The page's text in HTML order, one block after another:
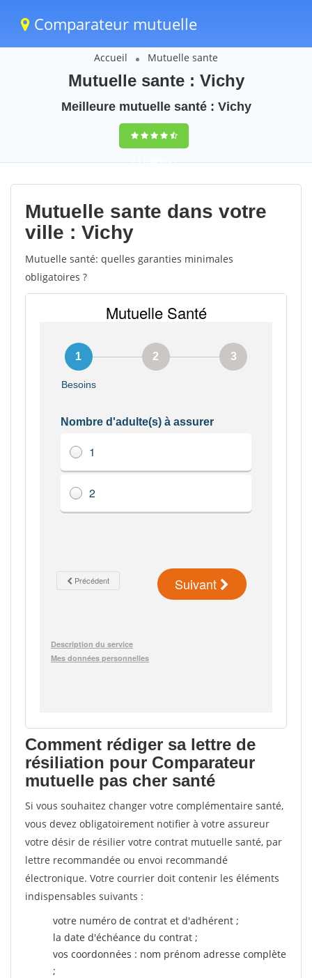
Comparateur mutuelle
Accueil Mutuelle sante
Mutuelle sante : Vichy
Meilleure mutuelle santé : Vichy
9,5(100%)21
votes
Mutuelle sante dans votre
ville : Vichy
Mutuelle santé: quelles garanties minimales
obligatoires ?
Comment rédiger sa lettre de
résiliation pour Comparateur
mutuelle pas cher santé
Si vous souhaitez changer votre complémentaire santé,
vous devez obligatoirement notifier à votre assureur
votre désir de résilier votre contrat mutuelle santé, par
lettre recommandée ou envoi recommandé
électronique. Votre courrier doit contenir les éléments
indispensables suivants :
votre numéro de contrat et d'adhérent ;
la date d'échéance du contrat ;
vos coordonnées : nom prénom adresse complète
;